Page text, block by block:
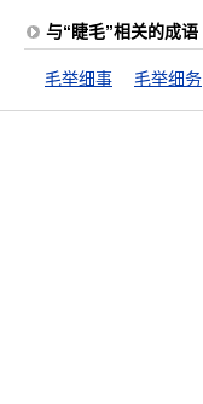
与“睫毛”相关的成语
毛举细事 毛举细务